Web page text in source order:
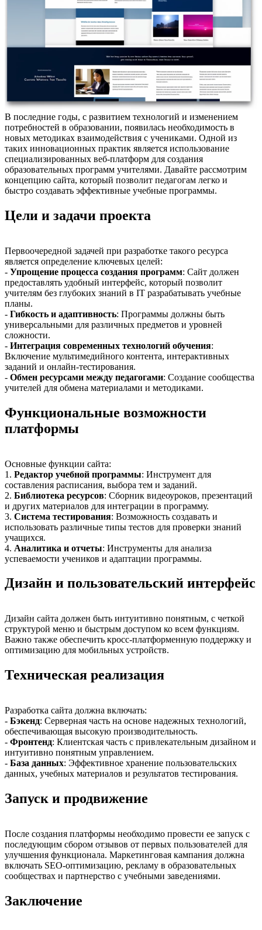
В последние годы, с развитием технологий и изменением
потребностей в образовании, появилась необходимость в
новых методиках взаимодействия с учениками. Одной из
таких инновационных практик является использование
специализированных веб-платформ для создания
образовательных программ учителями. Давайте рассмотрим
концепцию сайта, который позволит педагогам легко и
быстро создавать эффективные учебные программы.
Цели и задачи проекта
Первоочередной задачей при разработке такого ресурса
является определение ключевых целей:
- Упрощение процесса создания программ: Сайт должен
предоставлять удобный интерфейс, который позволит
учителям без глубоких знаний в IT разрабатывать учебные
планы.
- Гибкость и адаптивность: Программы должны быть
универсальными для различных предметов и уровней
сложности.
- Интеграция современных технологий обучения:
Включение мультимедийного контента, интерактивных
заданий и онлайн-тестирования.
- Обмен ресурсами между педагогами: Создание сообщества
учителей для обмена материалами и методиками.
Функциональные возможности
платформы
Основные функции сайта:
1. Редактор учебной программы: Инструмент для
составления расписания, выбора тем и заданий.
2. Библиотека ресурсов: Сборник видеоуроков, презентаций
и других материалов для интеграции в программу.
3. Система тестирования: Возможность создавать и
использовать различные типы тестов для проверки знаний
учащихся.
4. Аналитика и отчеты: Инструменты для анализа
успеваемости учеников и адаптации программы.
Дизайн и пользовательский интерфейс
Дизайн сайта должен быть интуитивно понятным, с четкой
структурой меню и быстрым доступом ко всем функциям.
Важно также обеспечить кросс-платформенную поддержку и
оптимизацию для мобильных устройств.
Техническая реализация
Разработка сайта должна включать:
- Бэкенд: Серверная часть на основе надежных технологий,
обеспечивающая высокую производительность.
- Фронтенд: Клиентская часть с привлекательным дизайном и
интуитивно понятным управлением.
- База данных: Эффективное хранение пользовательских
данных, учебных материалов и результатов тестирования.
Запуск и продвижение
После создания платформы необходимо провести ее запуск с
последующим сбором отзывов от первых пользователей для
улучшения функционала. Маркетинговая кампания должна
включать SEO-оптимизацию, рекламу в образовательных
сообществах и партнерство с учебными заведениями.
Заключение